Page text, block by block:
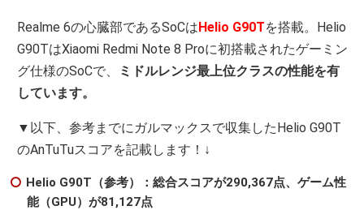
Realme 6の心臓部であるSoCはHelio G90Tを搭載。Helio
G90TはXiaomi Redmi Note 8 Proに初搭載されたゲーミン
グ仕様のSoCで、
ミドルレンジ最上位クラスの性能を有
しています。
▼以下、参考までにガルマックスで収集したHelio G90T
のAnTuTuスコアを記載します！↓
Helio G90T（参考）：総合スコアが290,367点、ゲーム性
能（GPU）が81,127点